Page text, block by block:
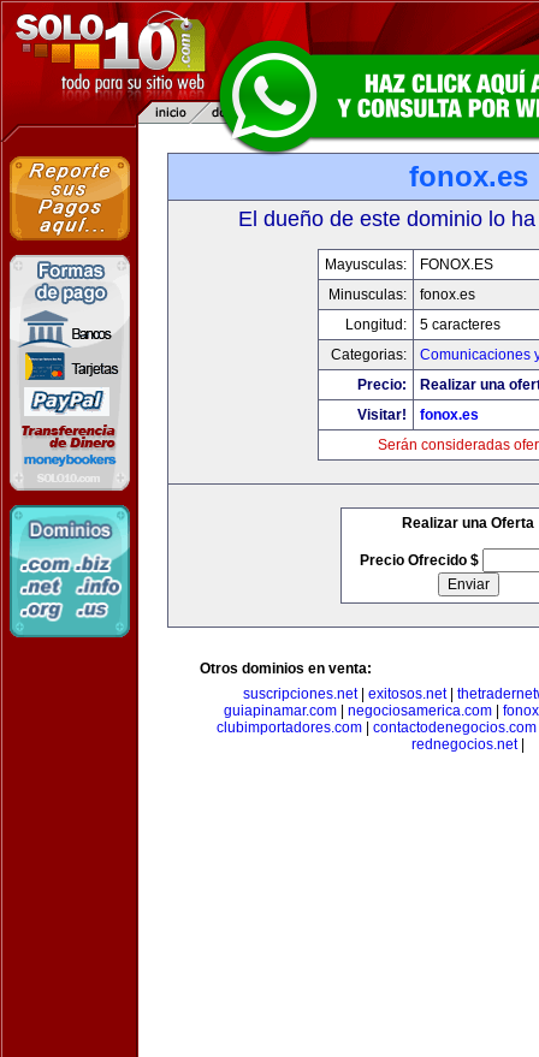
fonox.es
El dueño de este dominio lo
Mayusculas:
FONOX.ES
Minusculas:
fonox.es
Longitud:
5 caracteres
Categorias:
Comunicaciones
Precio:
Realizar una
Visitar!
fonox.es
Serán consideradas
Realizar una Oferta
Precio Ofrecido $
Otros dominios en venta:
suscripciones.net| exitosos.net|
guiapinamar.com
negociosamerica.com
clubimportadores.com
contactodenegocios.com
rednegocios.net|